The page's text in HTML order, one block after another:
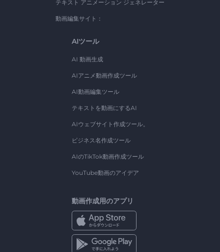
テキスト アニメーション ジェネレーター
動画編集サイト：
AIツール
AI 動画生成
AIアニメ動画作成ツール
AI動画編集ツール
テキストを動画にするAI
AIウェブサイト作成ツール。
ビジネス名作成ツール
AIのTikTok動画作成ツール
YouTube動画のアイデア
動画作成用のアプリ